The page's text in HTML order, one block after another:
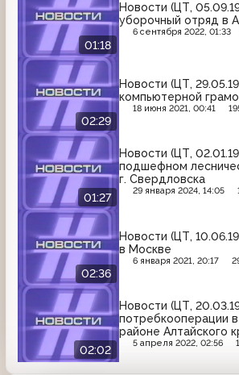
01:18
Новости (ЦТ,
уборочный отряд в
6 сентября 2022, 01:33
02:29
Новости (ЦТ,
компьютерной
18 июня 2021, 00:41
01:27
Новости (ЦТ,
подшефном
г. Свердловска
29 января 2024, 14:05
02:36
Новости (ЦТ,
в Москве
6 января 2021, 20:17
02:02
Новости (ЦТ,
потребкооперации
районе Алтайского
5 апреля 2022, 02:56